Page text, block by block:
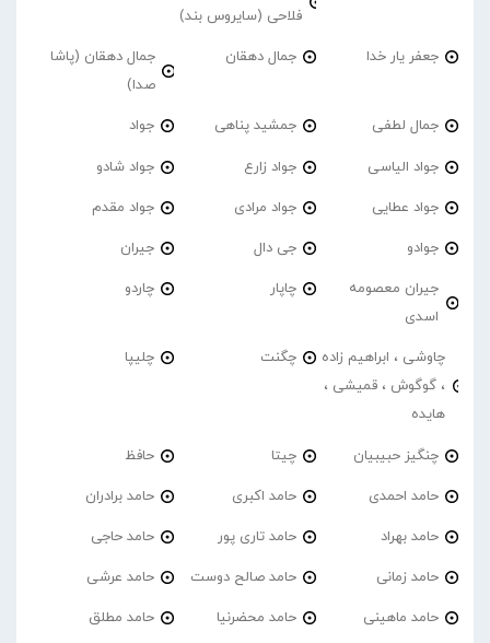
فلاحی (سایروس بند)
جعفر یار خدا جمال دهقان
جمال دهقان (پاشا
صدا)
جمال لطفی جمشید پناهی جواد
جواد الیاسی جواد زارع جواد شادو
جواد عطایی جواد مرادی جواد مقدم
جوادو جی دال جیران
جیران معصومه
اسدی
چاپار چاردو
چاوشی ، ابراهیم زاده
، گوگوش ، قمیشی ،
هایده
چگنت چلیپا
چنگیز حبیبیان چیتا حافظ
حامد احمدی حامد اکبری حامد برادران
حامد بهراد حامد تاری پور حامد حاجی
حامد زمانی حامد صالح دوست حامد عرشی
حامد ماهینی حامد محضرنیا حامد مطلق